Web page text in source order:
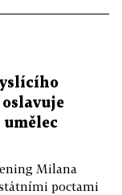
umělec
Milana
poctami